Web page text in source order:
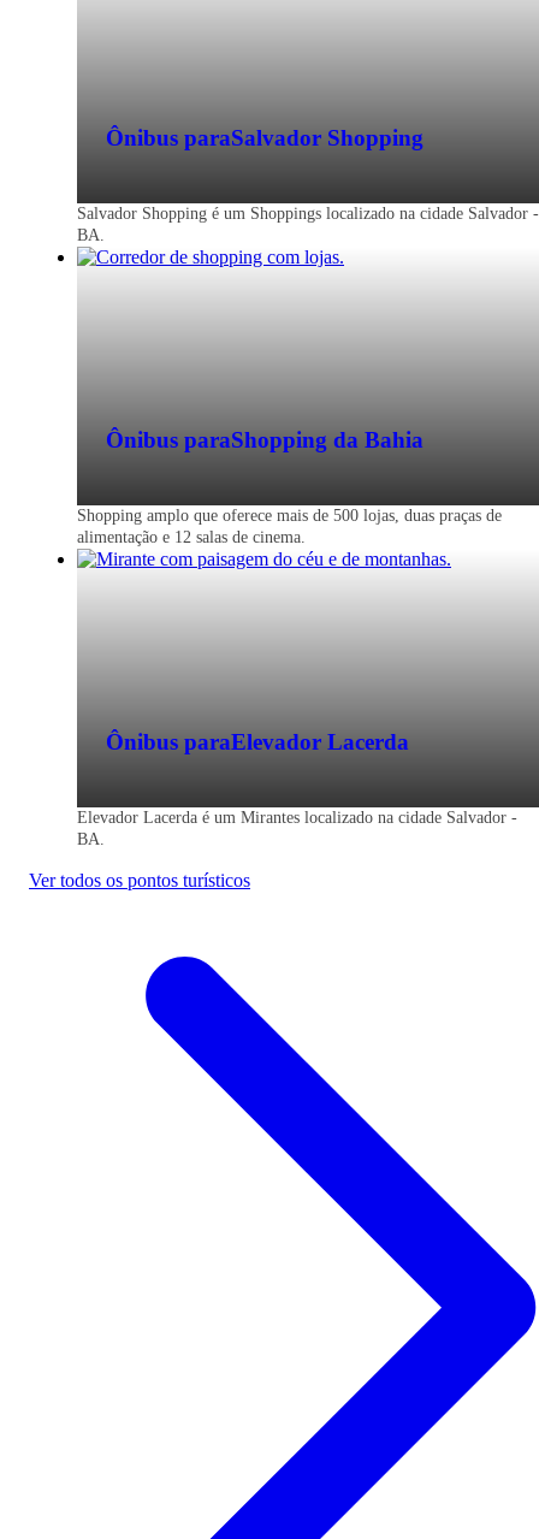
Ônibus paraSalvador Shopping
Salvador Shopping é um Shoppings localizado na cidade Salvador -
BA.
Ônibus paraShopping da Bahia
Shopping amplo que oferece mais de 500 lojas, duas praças de
alimentação e 12 salas de cinema.
Ônibus paraElevador Lacerda
Elevador Lacerda é um Mirantes localizado na cidade Salvador -
BA.
Ver todos os pontos turísticos